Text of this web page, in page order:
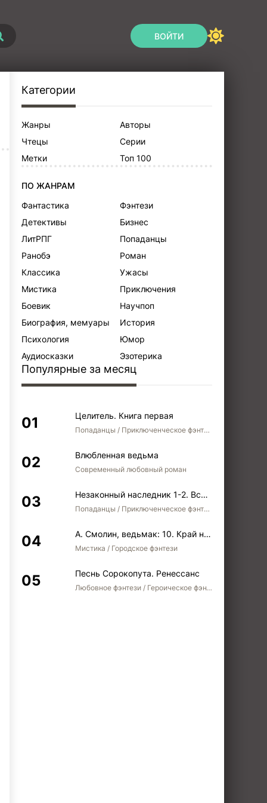
ВОЙТИ
Категории
Жанры
Авторы
Чтецы
Серии
Метки
Топ 100
ПО ЖАНРАМ
Фантастика
Фэнтези
Детективы
Бизнес
ЛитРПГ
Попаданцы
Ранобэ
Роман
Классика
Ужасы
Мистика
Приключения
Боевик
Научпоп
Биография, мемуары
История
Психология
Юмор
Аудиосказки
Эзотерика
Популярные за месяц
Целитель. Книга первая
Попаданцы / Приключенческое фэнтези / Боевое фэнтези
Влюбленная ведьма
Современный любовный роман
Незаконный наследник 1-2. Вспомнить, кем был. Стать собой. Остаться собой
Попаданцы / Приключенческое фэнтези / Боевое фэнтези / Юмористическое фэнтези
А. Смолин, ведьмак: 10. Край неба
Мистика / Городское фэнтези
Песнь Сорокопута. Ренессанс
Любовное фэнтези / Героическое фэнтези